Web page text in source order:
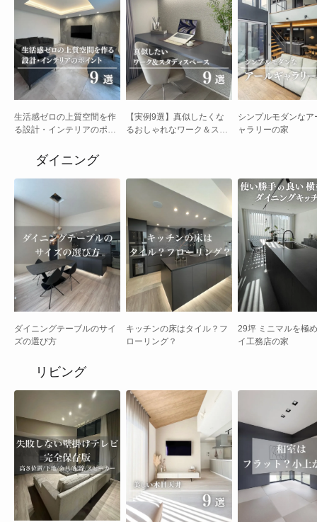
生活感ゼロの上質空間を作
る設計・インテリアのポイ
【実例9選】真似したくな
るおしゃれなワーク＆スタ
シンプルモダンなア
ャラリーの家
ダイニング
ダイニングテーブルのサイ
ズの選び方
キッチンの床はタイル？フ
ローリング？
29坪 ミニマルを極
イ工務店の家
リビング